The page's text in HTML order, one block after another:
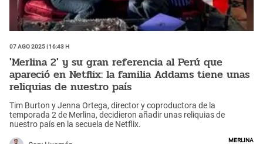
07 Ago 2025 | 16:43 h
'Merlina 2' y su gran referencia al Perú que
apareció en Netflix: la familia Addams tiene unas
reliquias de nuestro país
Tim Burton y Jenna Ortega, director y coproductora de la
temporada 2 de Merlina, decidieron añadir unas reliquias de
nuestro país en la secuela de Netflix.
Merlina